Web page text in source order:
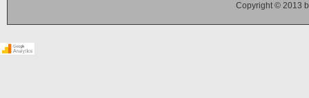
Copyright © 2013